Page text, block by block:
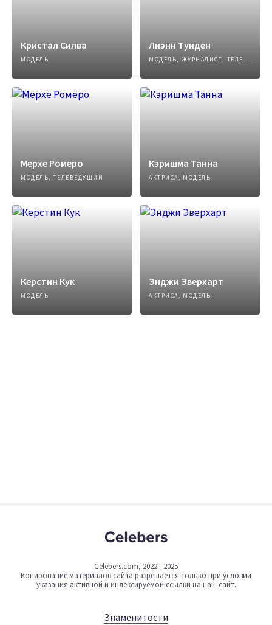
Кристал Силва
МОДЕЛЬ
Лиэнн Туиден
МОДЕЛЬ, ЖУРНАЛИСТ, ТЕЛЕВЕДУЩИЙ
Мерхе Ромеро
МОДЕЛЬ, ТЕЛЕВЕДУЩИЙ
Кэришма Танна
АКТРИСА, МОДЕЛЬ
Керстин Кук
МОДЕЛЬ
Энджи Эверхарт
АКТРИСА, МОДЕЛЬ
Celebers.com, 2022 - 2025
Копирование материалов сайта разрешается только при условии
указания активной и индексируемой ссылки на наш сайт.
Знаменитости